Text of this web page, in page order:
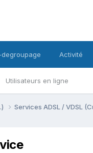
Utilisateurs en ligne
Activité
Services ADSL / VDSL